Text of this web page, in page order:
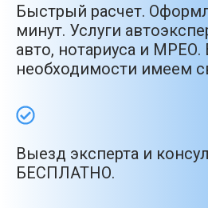
Быстрый расчет.
минут. Услуги
авто, нотариуса и МРЕО.
необходимости имеем
Выезд эксперта и
БЕСПЛАТНО.